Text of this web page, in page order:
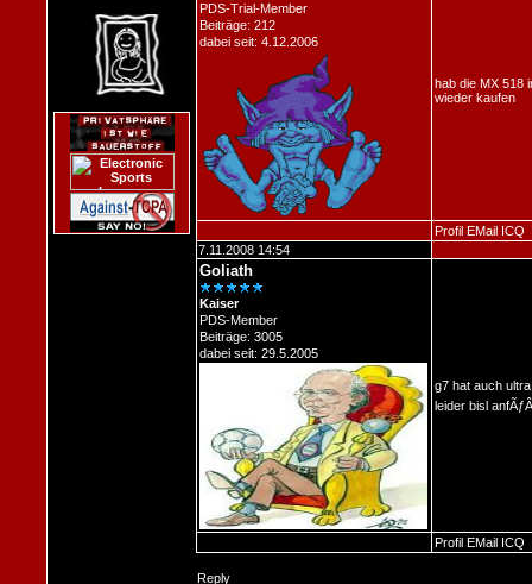
PDS-Trial-Member
Beiträge: 212
dabei seit: 4.12.2006
hab die MX 518
wieder kaufen
Profil EMail ICQ
7.11.2008 14:54
Goliath
Kaiser
PDS-Member
Beiträge: 3005
dabei seit: 29.5.2005
g7 hat auch
leider bisl
Profil EMail ICQ
Reply